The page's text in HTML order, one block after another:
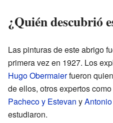
¿Quién descubrió
Las pinturas de este abrigo
primera vez en 1927. Los
Hugo Obermaierfueron
de ellos, otros expertos como
Pacheco y Estevan y
estudiaron.